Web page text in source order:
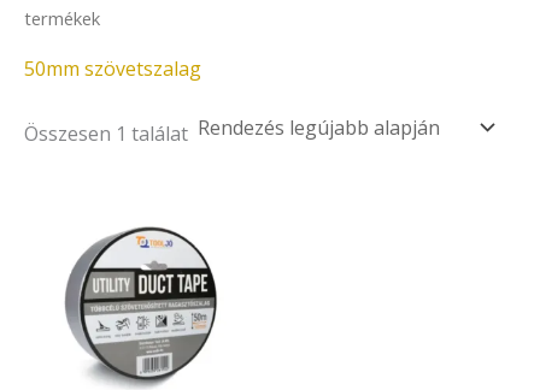
termékek
50mm szövetszalag
Összesen 1 találat